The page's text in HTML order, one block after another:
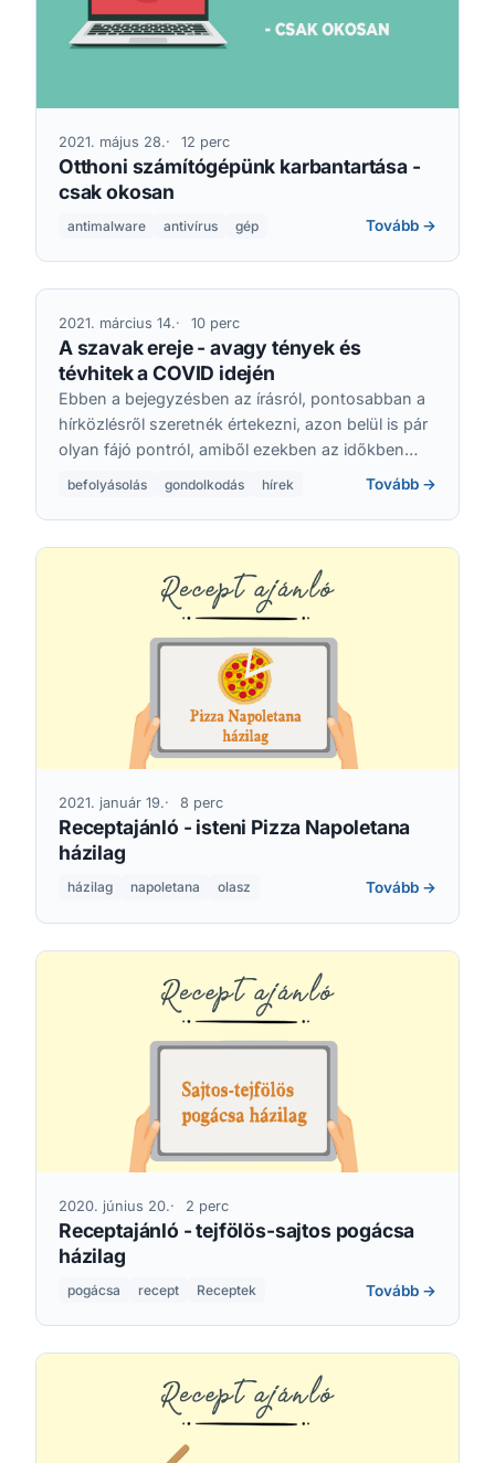
2021. május 28. 12 perc
Otthoni számítógépünk karbantartása -
csak okosan
antimalware antivírus gép Tovább →
2021. március 14. 10 perc
A szavak ereje - avagy tények és
tévhitek a COVID idején
Ebben a bejegyzésben az írásról, pontosabban a
hírközlésről szeretnék értekezni, azon belül is pár
olyan fájó pontról, amiből ezekben az időkben
egyre többet kezdek látni, és ez elszomorít.
befolyásolás gondolkodás hírek Tovább →
2021. január 19. 8 perc
Receptajánló - isteni Pizza Napoletana
házilag
házilag napoletana olasz Tovább →
2020. június 20. 2 perc
Receptajánló - tejfölös-sajtos pogácsa
házilag
pogácsa recept Receptek Tovább →